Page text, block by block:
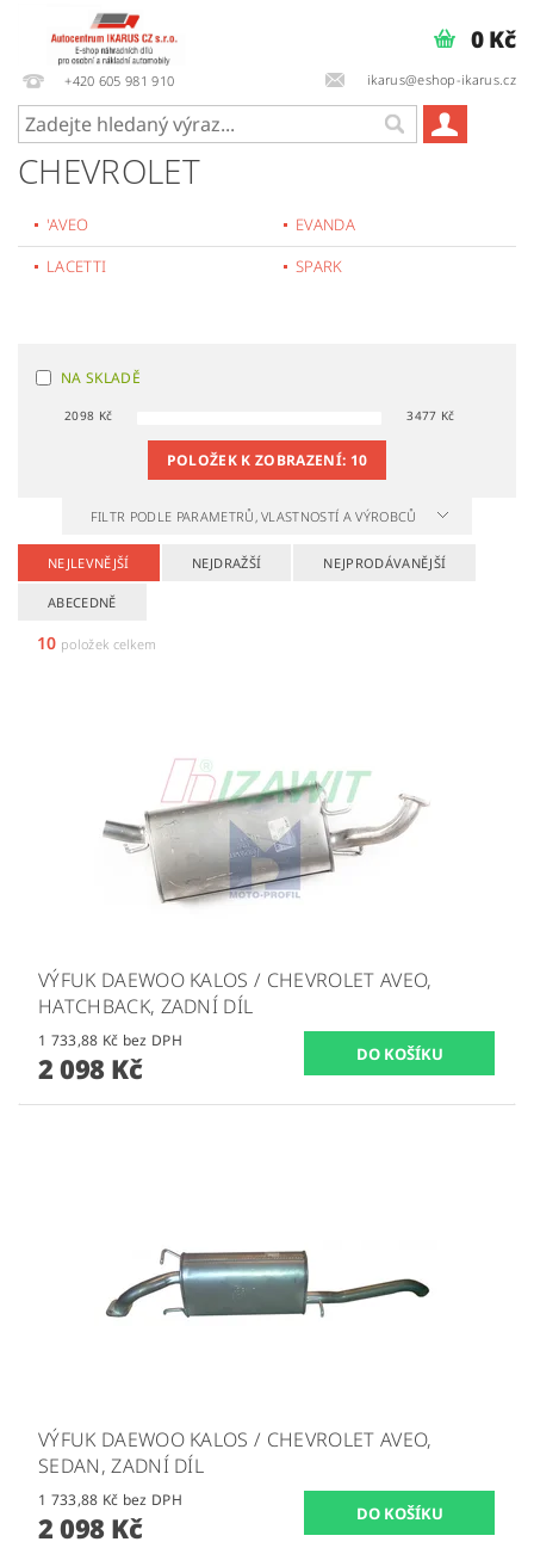
+420 605 981 910 ikarus@eshop-ikarus.cz
0 Kč
CHEVROLET
'AVEO
EVANDA
LACETTI
SPARK
NA SKLADĚ
2098 Kč 3477 Kč
POLOŽEK K ZOBRAZENÍ: 10
FILTR PODLE PARAMETRŮ, VLASTNOSTÍ A VÝROBCŮ
NEJLEVNĚJŠÍ NEJDRAŽŠÍ NEJPRODÁVANĚJŠÍ
ABECEDNĚ
10 položek celkem
VÝFUK DAEWOO KALOS / CHEVROLET AVEO,
HATCHBACK, ZADNÍ DÍL
1 733,88 Kč bez DPH
2 098 Kč
VÝFUK DAEWOO KALOS / CHEVROLET AVEO,
SEDAN, ZADNÍ DÍL
1 733,88 Kč bez DPH
2 098 Kč